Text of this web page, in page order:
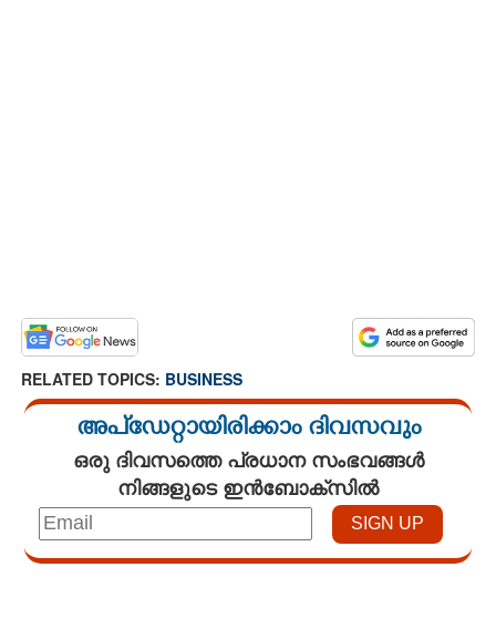
RELATED TOPICS: BUSINESS
അപ്ഡേറ്റായിരിക്കാം ദിവസവും
ഒരു ദിവസത്തെ പ്രധാന സംഭവങ്ങൾ
നിങ്ങളുടെ ഇൻബോക്സിൽ